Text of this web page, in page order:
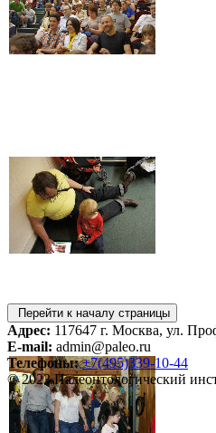
Перейти к началу страницы
Адрес: 117647 г. Москва, ул.
E-mail: admin@paleo.ru
Телефоны: +7(495)339-10-44
© 2023 Палеонтологический